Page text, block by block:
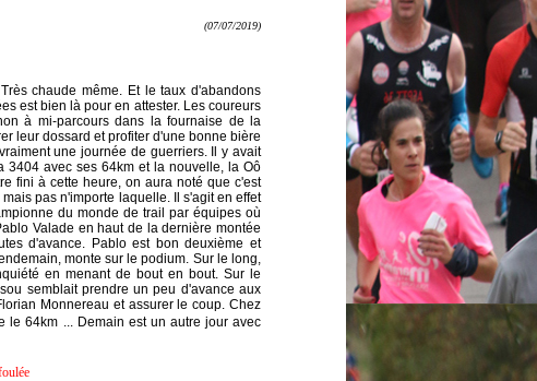
(07/07/2019)
chaude même. Et le taux d'abandons
est bien là pour en attester. Les coureurs
à mi-parcours dans la fournaise de la
leur dossard et profiter d'une bonne bière
une journée de guerriers. Il y avait
3404 avec ses 64km et la nouvelle, la Oô
fini à cette heure, on aura noté que c'est
pas n'importe laquelle. Il s'agit en effet
du monde de trail par équipes où
Valade en haut de la dernière montée
d'avance. Pablo est bon deuxième et
monte sur le podium. Sur le long,
en menant de bout en bout. Sur le
semblait prendre un peu d'avance aux
Monnereau et assurer le coup. Chez
le 64km
... Demain est un autre jour avec